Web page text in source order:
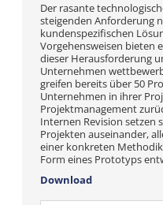
Der rasante
steigenden Anforderung
kundenspezifischen
Vorgehensweisen bieten
dieser Herausforderung
Unternehmen
greifen bereits über 50
Unternehmen in ihrer
Projektmanagement
Internen Revision setzen
Projekten auseinander,
einer konkreten
Form eines Prototyps
Download